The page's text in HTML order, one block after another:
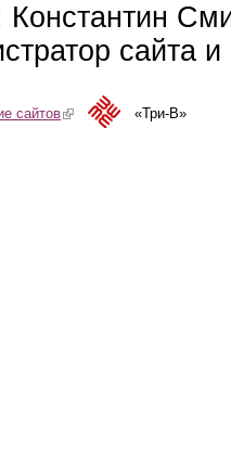
Константин
сайта
сайтов(link is external)«Три-В»